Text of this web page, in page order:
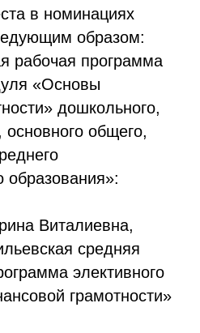
в номинациях
образом:
рабочая программа
«Основы
дошкольного,
основного общего,
образования»:
Виталиевна,
средняя
элективного
грамотности»